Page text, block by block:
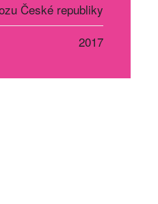
České republiky
2017